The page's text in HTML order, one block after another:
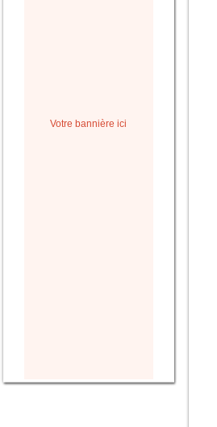
Votre bannière ici